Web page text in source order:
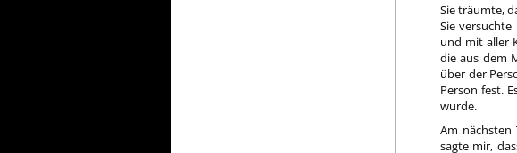
Sie träumte,
Sie
und mit aller
die aus dem
über der
Person fest.
wurde.
Am nächsten
sagte mir,